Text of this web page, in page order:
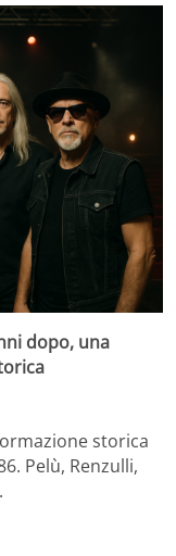
dopo, una
storica
Pelù, Renzulli,